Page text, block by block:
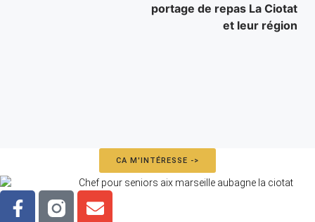
portage de repas La Ciotat
et leur région
CA M'INTÉRESSE ->